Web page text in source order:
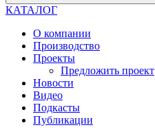
КАТАЛОГ
О компании
Производство
Проекты
Предложить проект
Новости
Видео
Подкасты
Публикации